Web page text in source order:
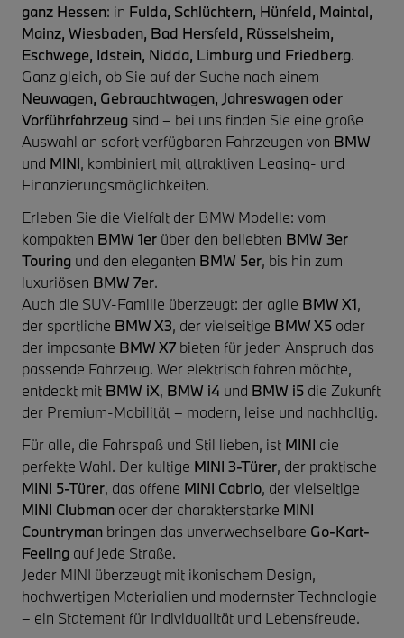
ganz Hessen: in Fulda, Schlüchtern, Hünfeld, Maintal,
Mainz, Wiesbaden, Bad Hersfeld, Rüsselsheim,
Eschwege, Idstein, Nidda, Limburg und Friedberg.
Ganz gleich, ob Sie auf der Suche nach einem
Neuwagen, Gebrauchtwagen, Jahreswagen oder
Vorführfahrzeug sind – bei uns finden Sie eine große
Auswahl an sofort verfügbaren Fahrzeugen von BMW
und MINI, kombiniert mit attraktiven Leasing- und
Finanzierungsmöglichkeiten.
Erleben Sie die Vielfalt der BMW Modelle: vom
kompakten BMW 1er über den beliebten BMW 3er
Touring und den eleganten BMW 5er, bis hin zum
luxuriösen BMW 7er.
Auch die SUV-Familie überzeugt: der agile BMW X1,
der sportliche BMW X3, der vielseitige BMW X5 oder
der imposante BMW X7 bieten für jeden Anspruch das
passende Fahrzeug. Wer elektrisch fahren möchte,
entdeckt mit BMW iX, BMW i4 und BMW i5 die Zukunft
der Premium-Mobilität – modern, leise und nachhaltig.
Für alle, die Fahrspaß und Stil lieben, ist MINI die
perfekte Wahl. Der kultige MINI 3-Türer, der praktische
MINI 5-Türer, das offene MINI Cabrio, der vielseitige
MINI Clubman oder der charakterstarke MINI
Countryman bringen das unverwechselbare Go-Kart-
Feeling auf jede Straße.
Jeder MINI überzeugt mit ikonischem Design,
hochwertigen Materialien und modernster Technologie
– ein Statement für Individualität und Lebensfreude.